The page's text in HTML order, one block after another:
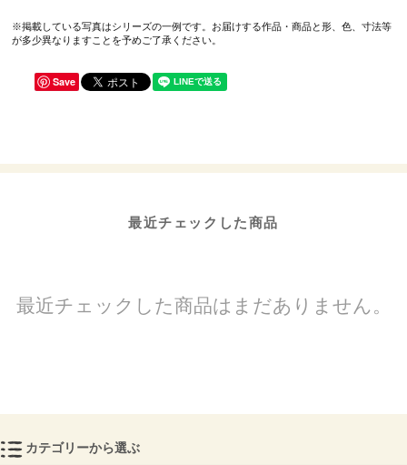
※掲載している写真はシリーズの一例です。お届けする作品・商品と形、色、寸法等
が多少異なりますことを予めご了承ください。
Save
最近チェックした商品
最近チェックした商品はまだありません。
カテゴリーから選ぶ